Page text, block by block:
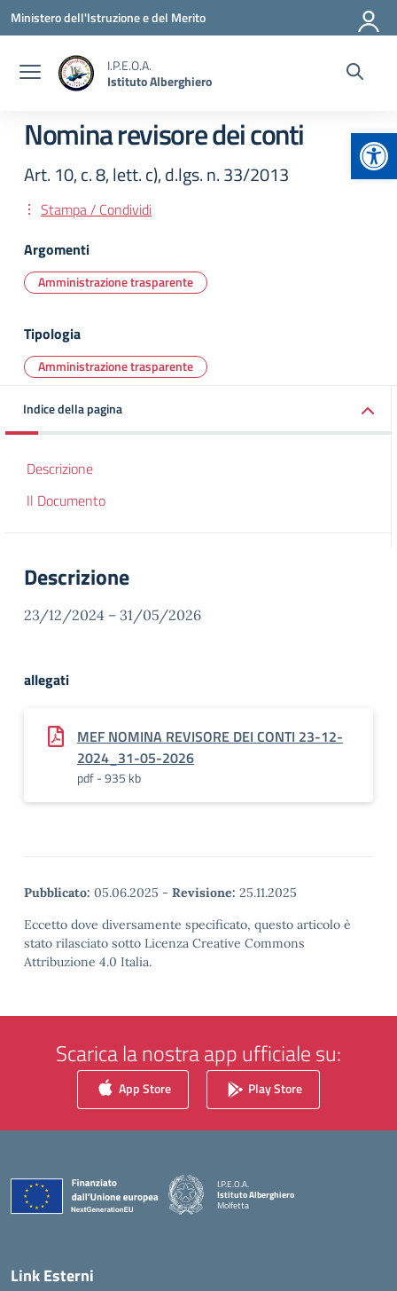
Vai ai contenuti
Vai al menu di navigazione
Vai al footer
Ministero dell'Istruzione e del Merito
I.P.E.O.A.
Istituto Alberghiero
Nomina revisore dei conti
Art. 10, c. 8, lett. c), d.lgs. n. 33/2013
Stampa / Condividi
Argomenti
Amministrazione trasparente
Tipologia
Amministrazione trasparente
Indice della pagina
Descrizione
Il Documento
Descrizione
23/12/2024 – 31/05/2026
allegati
MEF NOMINA REVISORE DEI CONTI 23-12-
2024_31-05-2026
pdf - 935 kb
Pubblicato: 05.06.2025 - Revisione: 25.11.2025
Eccetto dove diversamente specificato, questo articolo è
stato rilasciato sotto Licenza Creative Commons
Attribuzione 4.0 Italia.
Scarica la nostra app ufficiale su:
App Store Play Store
I.P.E.O.A.
Istituto Alberghiero
Molfetta
Link Esterni